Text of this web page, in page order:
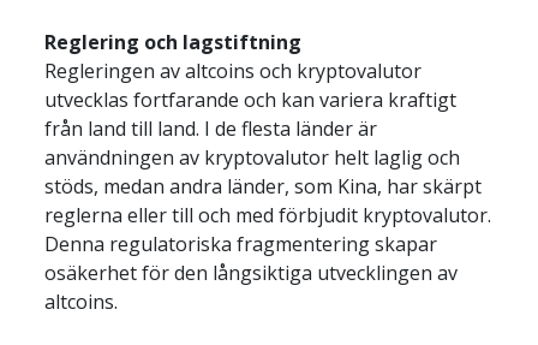
Reglering och lagstiftning
Regleringen av altcoins och kryptovalutor
utvecklas fortfarande och kan variera kraftigt
från land till land. I de flesta länder är
användningen av kryptovalutor helt laglig och
stöds, medan andra länder, som Kina, har skärpt
reglerna eller till och med förbjudit kryptovalutor.
Denna regulatoriska fragmentering skapar
osäkerhet för den långsiktiga utvecklingen av
altcoins.